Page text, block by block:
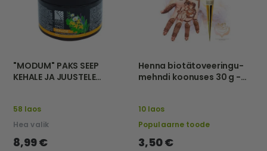
"MODUM" PAKS SEEP
KEHALE JA JUUSTELE
58 laos
Hea valik
8,99 €
Henna biotätoveeringu-
mehndi koonuses 30 g -
10 laos
Populaarne toode
3,50 €